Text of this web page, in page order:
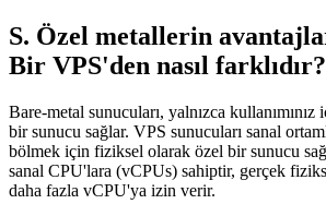
S. Özel metallerin
Bir VPS'den nasıl farklıdır?
Bare-metal sunucuları, yalnızca
bir sunucu sağlar. VPS sunucuları sanal
bölmek için fiziksel olarak özel bir sunucu
sanal CPU'lara (vCPUs) sahiptir, gerçek
daha fazla vCPU'ya izin verir.